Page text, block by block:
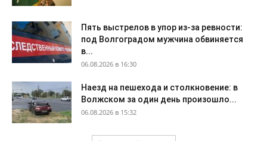
Пять выстрелов в упор из-за ревности:
под Волгоградом мужчина обвиняется
в...
06.08.2026 в 16:30
Наезд на пешехода и столкновение: в
Волжском за один день произошло...
06.08.2026 в 15:32